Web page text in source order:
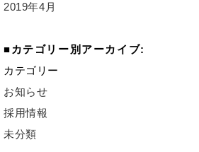
2019年4月
カテゴリー別アーカイブ:
カテゴリー
お知らせ
採用情報
未分類